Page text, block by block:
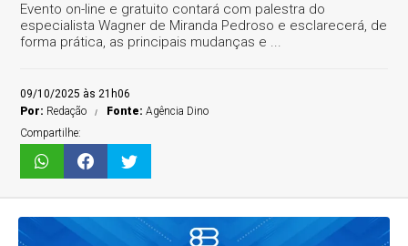
Evento on-line e gratuito contará com palestra do
especialista Wagner de Miranda Pedroso e esclarecerá, de
forma prática, as principais mudanças e ...
09/10/2025 às 21h06
Por: Redação Fonte:Agência Dino
Compartilhe: